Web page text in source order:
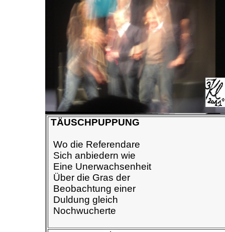
TÄUSCHPUPPUNG
Wo die Referendare
Sich anbiedern wie
Eine Unerwachsenheit
Über die Gras der
Beobachtung einer
Duldung gleich
Nochwucherte